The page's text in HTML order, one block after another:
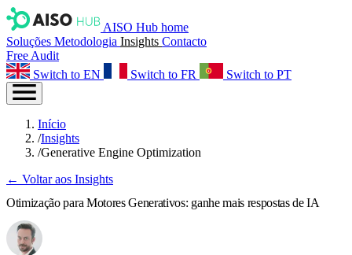
AISO Hub home
Soluções Metodologia Insights Contacto
Free Audit
Switch to EN
Switch to FR Switch to PT
Início
/Insights
/Generative Engine Optimization
← Voltar aos Insights
Otimização para Motores Generativos: ganhe mais respostas de IA